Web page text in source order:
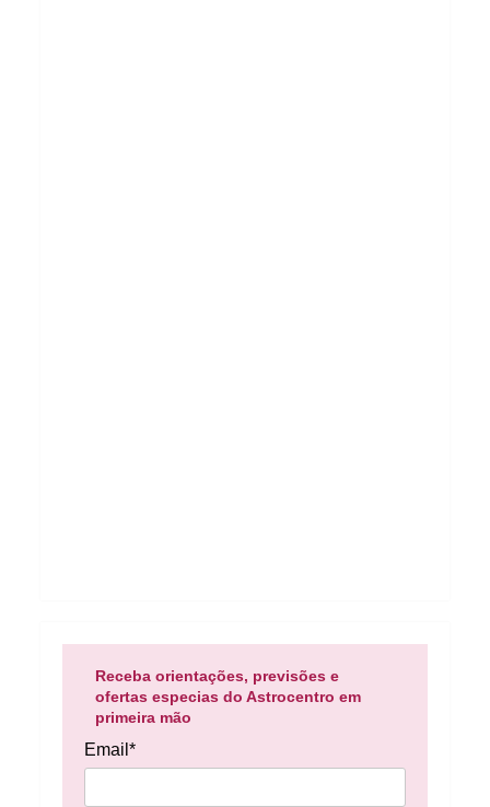
Receba orientações, previsões e
ofertas especias do Astrocentro em
primeira mão
Email*